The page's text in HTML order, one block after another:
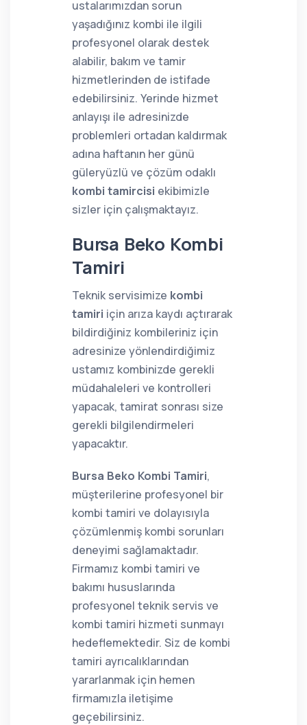
ustalarımızdan sorun
yaşadığınız kombi ile ilgili
profesyonel olarak destek
alabilir, bakım ve tamir
hizmetlerinden de istifade
edebilirsiniz. Yerinde hizmet
anlayışı ile adresinizde
problemleri ortadan kaldırmak
adına haftanın her günü
güleryüzlü ve çözüm odaklı
kombi tamircisi ekibimizle
sizler için çalışmaktayız.
Bursa Beko Kombi
Tamiri
Teknik servisimize kombi
tamiri için arıza kaydı açtırarak
bildirdiğiniz kombileriniz için
adresinize yönlendirdiğimiz
ustamız kombinizde gerekli
müdahaleleri ve kontrolleri
yapacak, tamirat sonrası size
gerekli bilgilendirmeleri
yapacaktır.
Bursa Beko Kombi Tamiri,
müşterilerine profesyonel bir
kombi tamiri ve dolayısıyla
çözümlenmiş kombi sorunları
deneyimi sağlamaktadır.
Firmamız kombi tamiri ve
bakımı hususlarında
profesyonel teknik servis ve
kombi tamiri hizmeti sunmayı
hedeflemektedir. Siz de kombi
tamiri ayrıcalıklarından
yararlanmak için hemen
firmamızla iletişime
geçebilirsiniz.